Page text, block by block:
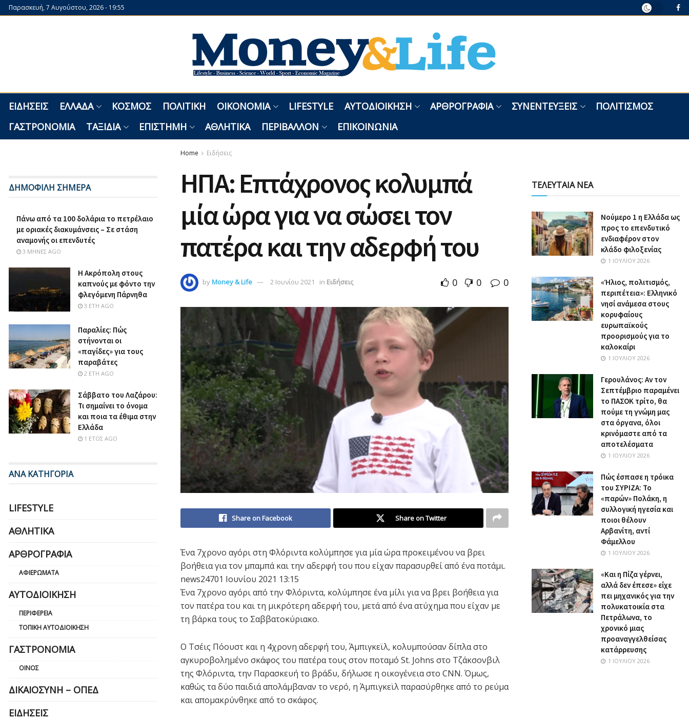
Παρασκευή, 7 Αυγούστου, 2026 - 19:55
ΕΙΔΉΣΕΙΣ ΕΛΛΆΔΑ ΚΌΣΜΟΣ ΠΟΛΙΤΙΚΉ ΟΙΚΟΝΟΜΊΑ LIFESTYLE ΑΥΤΟΔΙΟΊΚΗΣΗ ΑΡΘΡΟΓΡΑΦΊΑ ΣΥΝΕΝΤΕΎΞΕΙΣ
ΠΟΛΙΤΙΣΜΌΣ
ΓΑΣΤΡΟΝΟΜΊΑ
ΤΑΞΊΔΙΑ ΕΠΙΣΤΉΜΗ ΑΘΛΗΤΙΚΆ ΠΕΡΙΒΆΛΛΟΝ ΕΠΙΚΟΙΝΩΝΊΑ
Home Ειδήσεις
ΗΠΑ: Επτάχρονος κολυμπά
μία ώρα για να σώσει τον
πατέρα και την αδερφή του
byMoney & Life 2 Ιουνίου 2021 in Ειδήσεις 0 0 0
Share on Facebook Share on Twitter
Ένα 7χρονο αγόρι στη Φλόριντα κολύμπησε για μία ώρα προκειμένου να βρει
βοήθεια για τον μπαμπά και την αδερφή του που είχαν παρασυρθεί από ένα ποτάμι.
news24701 Ιουνίου 2021 13:15
Ένα 7χρονο αγόρι από την Φλόριντα, κολύμπησε ένα μίλι για να βρει βοήθεια για
τον πατέρα του και τη μικρότερη αδερφή του, μετά από ένα ατύχημα που είχαν με
τη βάρκα τους το Σαββατοκύριακο.
Ο Τσέις Πόουστ και η 4χρονη αδερφή του, Άμπιγκεϊλ, κολυμπούσαν δίπλα στο
αγκυροβολημένο σκάφος του πατέρα τους στον ποταμό St. Johns στο Τζάκσονβιλ
της Φλόριντα, την Παρασκευή το βράδυ, δήλωσε η οικογένεια στο CNN. Όμως,
καθώς τα δύο παιδιά απολάμβαναν το νερό, η Άμπιγκεϊλ παρασύρθηκε από το ρεύμα
και απομακρύνθηκε από το σκάφος.
ΔΗΜΟΦΙΛΗ ΣΗΜΕΡΑ
Πάνω από τα 100 δολάρια το πετρέλαιο
με οριακές διακυμάνσεις – Σε στάση
αναμονής οι επενδυτές
3 ΜΉΝΕΣ AGO
Η Ακρόπολη στους
καπνούς με φόντο την
φλεγόμενη Πάρνηθα
3 ΈΤΗ AGO
Παραλίες: Πώς
στήνονται οι
«παγίδες» για τους
παραβάτες
2 ΈΤΗ AGO
Σάββατο του Λαζάρου:
Τι σημαίνει το όνομα
και ποια τα έθιμα στην
Ελλάδα
1 ΈΤΟΣ AGO
ΑΝΑ ΚΑΤΗΓΟΡΙΑ
LIFESTYLE
ΑΘΛΗΤΙΚΆ
ΑΡΘΡΟΓΡΑΦΊΑ
ΑΦΙΕΡΏΜΑΤΑ
ΑΥΤΟΔΙΟΊΚΗΣΗ
ΠΕΡΙΦΈΡΕΙΑ
ΤΟΠΙΚΉ ΑΥΤΟΔΙΟΊΚΗΣΗ
ΓΑΣΤΡΟΝΟΜΊΑ
ΟΊΝΟΣ
ΔΙΚΑΙΟΣΎΝΗ – ΟΠΕΔ
ΕΙΔΉΣΕΙΣ
ΤΕΛΕΥΤΑΙΑ ΝΕΑ
Nούμερο 1 η Ελλάδα ως
προς το επενδυτικό
ενδιαφέρον στον
κλάδο φιλοξενίας
1 ΙΟΥΛΊΟΥ 2026
«Ήλιος, πολιτισμός,
περιπέτεια»: Ελληνικό
νησί ανάμεσα στους
κορυφαίους
ευρωπαϊκούς
προορισμούς για το
καλοκαίρι
1 ΙΟΥΛΊΟΥ 2026
Γερουλάνος: Αν τον
Σεπτέμβριο παραμένει
το ΠΑΣΟΚ τρίτο, θα
πούμε τη γνώμη μας
στα όργανα, όλοι
κρινόμαστε από τα
αποτελέσματα
1 ΙΟΥΛΊΟΥ 2026
Πώς έσπασε η τρόικα
του ΣΥΡΙΖΑ: Το
«παρών» Πολάκη, η
συλλογική ηγεσία και
ποιοι θέλουν
Αρβανίτη, αντί
Φάμελλου
1 ΙΟΥΛΊΟΥ 2026
«Και η Πίζα γέρνει,
αλλά δεν έπεσε» είχε
πει μηχανικός για την
πολυκατοικία στα
Πετράλωνα, το
χρονικό μιας
προαναγγελθείσας
κατάρρευσης
1 ΙΟΥΛΊΟΥ 2026